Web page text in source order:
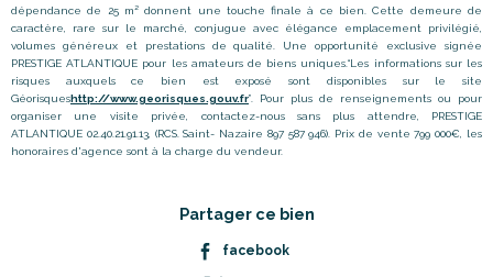
dépendance de 25 m² donnent une touche finale à ce bien. Cette demeure de
caractère, rare sur le marché, conjugue avec élégance emplacement privilégié,
volumes généreux et prestations de qualité. Une opportunité exclusive signée
PRESTIGE ATLANTIQUE pour les amateurs de biens uniques.“Les informations sur les
risques auxquels ce bien est exposé sont disponibles sur le site
Géorisqueshttp://www.georisques.gouv.fr”. Pour plus de renseignements ou pour
organiser une visite privée, contactez-nous sans plus attendre, PRESTIGE
ATLANTIQUE 02.40.21.91.13, (RCS. Saint- Nazaire 897 587 946). Prix de vente 799 000€, les
honoraires d'agence sont à la charge du vendeur.
Partager ce bien
facebook